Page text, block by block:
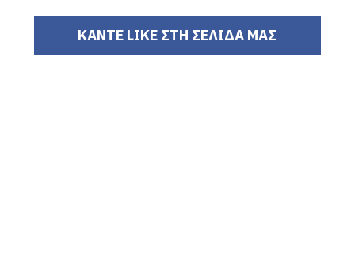
ΚΑΝΤΕ LIKE ΣΤΗ ΣΕΛΙΔΑ ΜΑΣ